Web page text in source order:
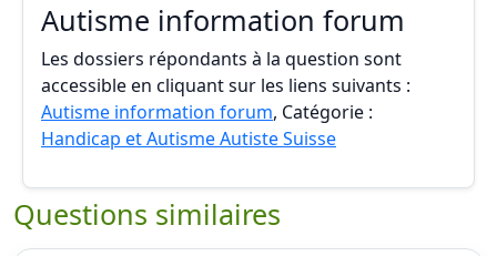
Autisme information forum
Les dossiers répondants à la question sont
accessible en cliquant sur les liens suivants :
Autisme information forum, Catégorie :
Handicap et Autisme Autiste Suisse
Questions similaires